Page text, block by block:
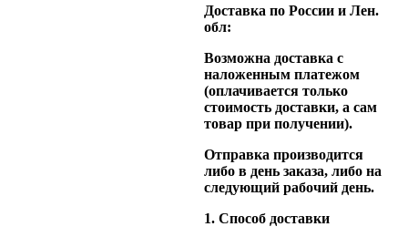
Доставка по России и Лен.
обл:
Возможна доставка с
наложенным платежом
(оплачивается только
стоимость доставки, а сам
товар при получении).
Отправка производится
либо в день заказа, либо на
следующий рабочий день.
1. Способ доставки